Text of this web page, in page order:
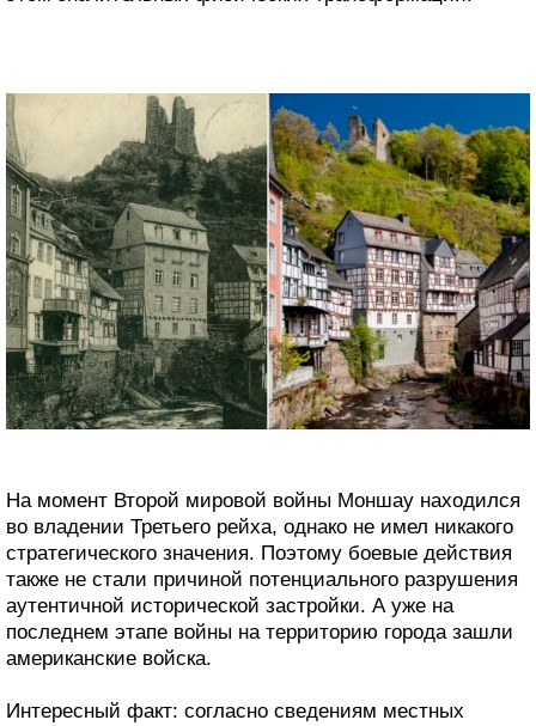
На момент Второй мировой войны Моншау находился
во владении Третьего рейха, однако не имел никакого
стратегического значения. Поэтому боевые действия
также не стали причиной потенциального разрушения
аутентичной исторической застройки. А уже на
последнем этапе войны на территорию города зашли
американские войска.
Интересный факт: согласно сведениям местных